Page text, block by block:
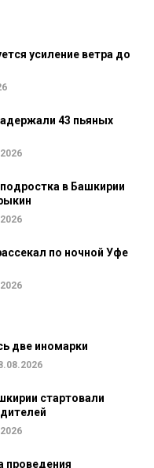
усиление ветра до
43 пьяных
в Башкирии
по ночной Уфе
две иномарки
стартовали
проведения